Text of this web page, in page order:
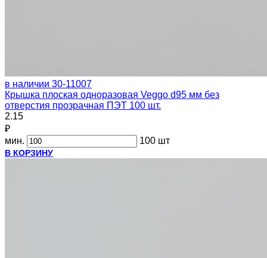
в наличии 30-11007
Крышка плоская одноразовая Veggo d95 мм без
отверстия прозрачная ПЭТ 100 шт.
2.15
₽
мин.
100 шт
В КОРЗИНУ